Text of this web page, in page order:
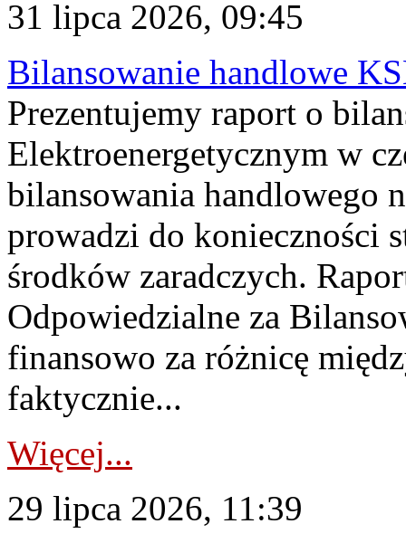
31 lipca 2026, 09:45
Bilansowanie handlowe
Prezentujemy raport o
Elektroenergetycznym w
bilansowania handlowego
prowadzi do konieczności
środków zaradczych.
Odpowiedzialne za
finansowo za różnicę
faktycznie...
Więcej...
29 lipca 2026, 11:39